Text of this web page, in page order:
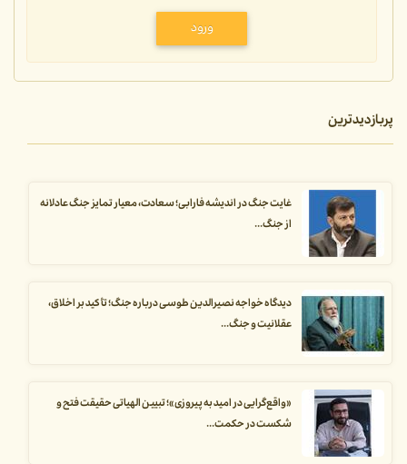
ورود
پربازدیدترین
غایت جنگ در اندیشه فارابی؛ سعادت، معیار تمایز جنگ عادلانه
از جنگ...
دیدگاه خواجه نصیرالدین طوسی درباره جنگ؛ تأکید بر اخلاق،
عقلانیت و جنگ...
«واقع‌گرایی در امید به پیروزی»؛ تبیین الهیاتی حقیقت فتح و
شکست در حکمت...